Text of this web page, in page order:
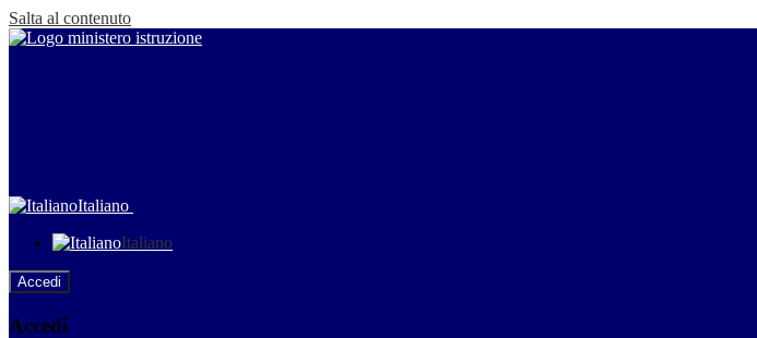
Salta al contenuto
Italiano
Italiano
Accedi
Accedi